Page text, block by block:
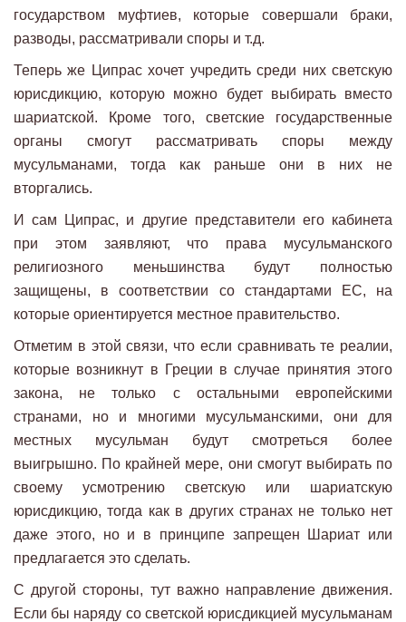
государством муфтиев, которые совершали браки,
разводы, рассматривали споры и т.д.
Теперь же Ципрас хочет учредить среди них светскую
юрисдикцию, которую можно будет выбирать вместо
шариатской. Кроме того, светские государственные
органы смогут рассматривать споры между
мусульманами, тогда как раньше они в них не
вторгались.
И сам Ципрас, и другие представители его кабинета
при этом заявляют, что права мусульманского
религиозного меньшинства будут полностью
защищены, в соответствии со стандартами ЕС, на
которые ориентируется местное правительство.
Отметим в этой связи, что если сравнивать те реалии,
которые возникнут в Греции в случае принятия этого
закона, не только с остальными европейскими
странами, но и многими мусульманскими, они для
местных мусульман будут смотреться более
выигрышно. По крайней мере, они смогут выбирать по
своему усмотрению светскую или шариатскую
юрисдикцию, тогда как в других странах не только нет
даже этого, но и в принципе запрещен Шариат или
предлагается это сделать.
С другой стороны, тут важно направление движения.
Если бы наряду со светской юрисдикцией мусульманам